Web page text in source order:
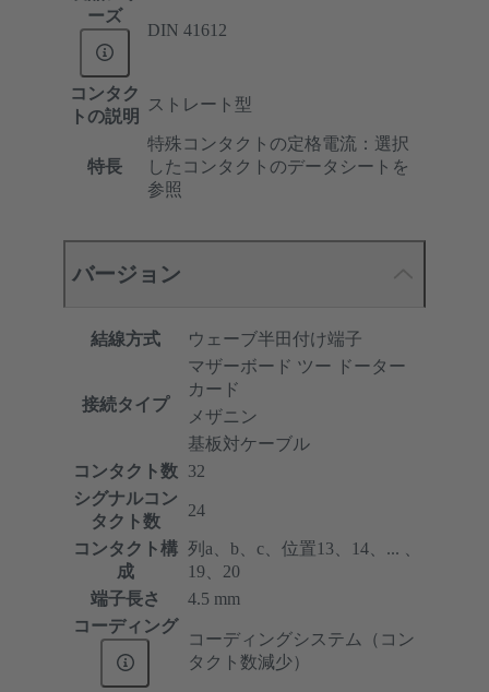
ーズ
DIN 41612
コンタク
トの説明
ストレート型
特長
特殊コンタクトの定格電流：選択
したコンタクトのデータシートを
参照
バージョン
結線方式 ウェーブ半田付け端子
接続タイプ
マザーボード ツー ドーター
カード
メザニン
基板対ケーブル
コンタクト数
32
シグナルコン
タクト数
24
コンタクト構
成
列a、b、c、位置13、14、... 、
19、20
端子長さ
4.5 mm
コーディング
コーディングシステム（コン
タクト数減少）